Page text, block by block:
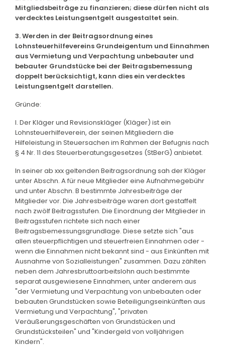
Mitgliedsbeiträge zu finanzieren; diese dürfen nicht als
verdecktes Leistungsentgelt ausgestaltet sein.
3. Werden in der Beitragsordnung eines
Lohnsteuerhilfevereins Grundeigentum und Einnahmen
aus Vermietung und Verpachtung unbebauter und
bebauter Grundstücke bei der Beitragsbemessung
doppelt berücksichtigt, kann dies ein verdecktes
Leistungsentgelt darstellen.
Gründe:
I. Der Kläger und Revisionskläger (Kläger) ist ein
Lohnsteuerhilfeverein, der seinen Mitgliedern die
Hilfeleistung in Steuersachen im Rahmen der Befugnis nach
§ 4 Nr. 11 des Steuerberatungsgesetzes (StBerG) anbietet.
In seiner ab xxx geltenden Beitragsordnung sah der Kläger
unter Abschn. A für neue Mitglieder eine Aufnahmegebühr
und unter Abschn. B bestimmte Jahresbeiträge der
Mitglieder vor. Die Jahresbeiträge waren dort gestaffelt
nach zwölf Beitragsstufen. Die Einordnung der Mitglieder in
Beitragsstufen richtete sich nach einer
Beitragsbemessungsgrundlage. Diese setzte sich "aus
allen steuerpflichtigen und steuerfreien Einnahmen oder -
wenn die Einnahmen nicht bekannt sind - aus Einkünften mit
Ausnahme von Sozialleistungen" zusammen. Dazu zählten
neben dem Jahresbruttoarbeitslohn auch bestimmte
separat ausgewiesene Einnahmen, unter anderem aus
"der Vermietung und Verpachtung von unbebauten oder
bebauten Grundstücken sowie Beteiligungseinkünften aus
Vermietung und Verpachtung", "privaten
Veräußerungsgeschäften von Grundstücken und
Grundstücksteilen" und "Kindergeld von volljährigen
Kindern".